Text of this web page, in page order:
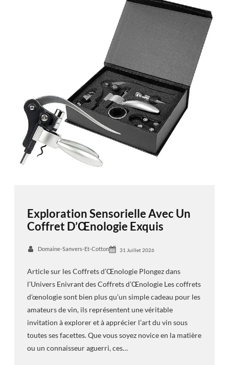
Exploration Sensorielle Avec Un
Coffret D’Œnologie Exquis
Domaine-Sanvers-Et-Cotton 31 Juillet 2026
Article sur les Coffrets d’Œnologie Plongez dans
l’Univers Enivrant des Coffrets d’Œnologie Les coffrets
d’œnologie sont bien plus qu’un simple cadeau pour les
amateurs de vin, ils représentent une véritable
invitation à explorer et à apprécier l’art du vin sous
toutes ses facettes. Que vous soyez novice en la matière
ou un connaisseur aguerri, ces…